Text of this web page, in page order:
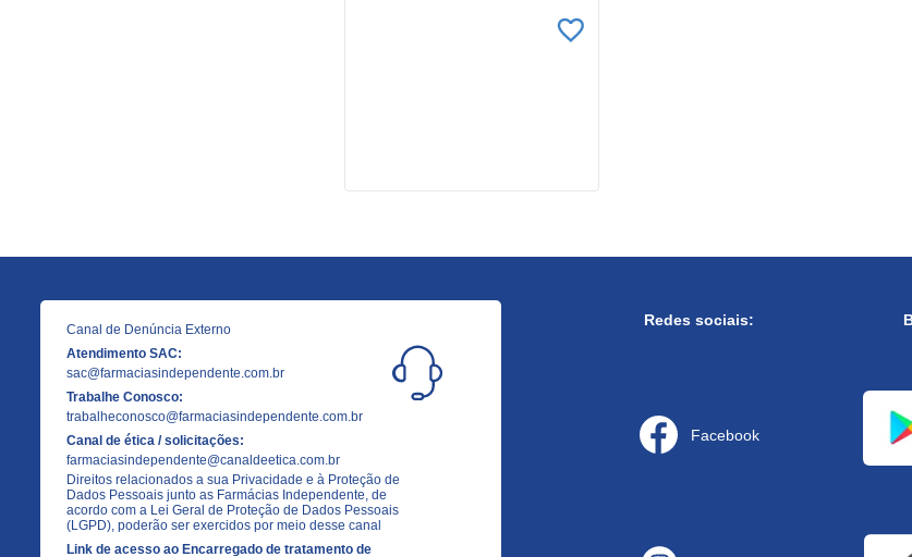
Canal de Denúncia Externo
Atendimento SAC:
sac@farmaciasindependente.com.br
Trabalhe Conosco:
trabalheconosco@farmaciasindependente.com.br
Canal de ética / solicitações:
farmaciasindependente@canaldeetica.com.br
Direitos relacionados a sua Privacidade e à Proteção de
Dados Pessoais junto as Farmácias Independente, de
acordo com a Lei Geral de Proteção de Dados Pessoais
(LGPD), poderão ser exercidos por meio desse canal
Link de acesso ao Encarregado de tratamento de
Redes sociais:
Facebook